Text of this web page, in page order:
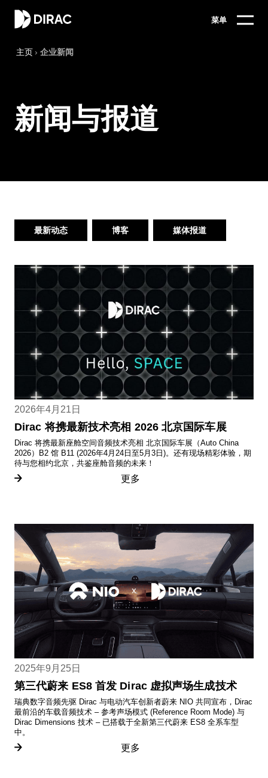
菜单
主页 › 企业新闻
新闻与报道
最新动态 博客 媒体报道
2026年4月21日
Dirac 将携最新技术亮相 2026 北京国际车展
Dirac 将携最新座舱空间音频技术亮相 北京国际车展（Auto China
2026）B2 馆 B11 (2026年4月24日至5月3日)。还有现场精彩体验，期
待与您相约北京，共鉴座舱音频的未来！
更多
2025年9月25日
第三代蔚来 ES8 首发 Dirac 虚拟声场生成技术
瑞典数字音频先驱 Dirac 与电动汽车创新者蔚来 NIO 共同宣布，Dirac
最前沿的车载音频技术 – 参考声场模式 (Reference Room Mode) 与
Dirac Dimensions 技术 – 已搭载于全新第三代蔚来 ES8 全系车型
中。
更多